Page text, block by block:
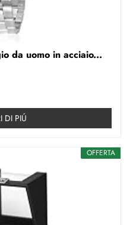
da uomo in acciaio...
DI PIÚ
OFFERTA